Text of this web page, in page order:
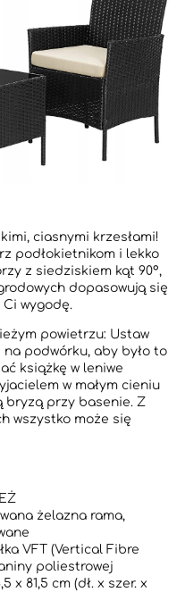
ciasnymi krzesłami!
podłokietnikom i lekko
z siedziskiem kąt 90°,
dopasowują się
wygodę.
powietrzu: Ustaw
podwórku, aby było to
książkę w leniwe
w małym cieniu
bryzą przy basenie. Z
wszystko może się
żelazna rama,
VFT (Vertical Fibre
poliestrowej
x 81,5 cm (dł. x szer. x